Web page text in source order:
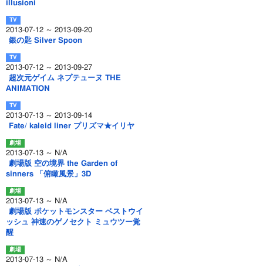
illusioni
2013-07-12 ～ 2013-09-20
銀の匙 Silver Spoon
2013-07-12 ～ 2013-09-27
超次元ゲイム ネプテューヌ THE
ANIMATION
2013-07-13 ～ 2013-09-14
Fate/ kaleid liner プリズマ★イリヤ
2013-07-13 ～ N/A
劇場版 空の境界 the Garden of
sinners 「俯瞰風景」3D
2013-07-13 ～ N/A
劇場版 ポケットモンスター ベストウイ
ッシュ 神速のゲノセクト ミュウツー覚
醒
2013-07-13 ～ N/A